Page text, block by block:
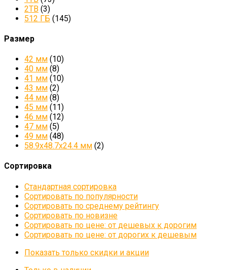
2TB (3)
512 ГБ (145)
Размер
42 мм (10)
40 мм (8)
41 мм (10)
43 мм (2)
44 мм (8)
45 мм (11)
46 мм (12)
47 мм (5)
49 мм (48)
58.9х48.7х24.4 мм (2)
Сортировка
Стандартная сортировка
Сортировать по популярности
Сортировать по среднему рейтингу
Сортировать по новизне
Сортировать по цене: от дешевых к дорогим
Сортировать по цене: от дорогих к дешевым
Показать только скидки и акции